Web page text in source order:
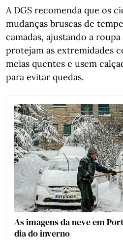
A DGS recomenda que os
mudanças bruscas de
camadas, ajustando a
protejam as extremidades
meias quentes e usem
para evitar quedas.
As imagens da neve em
dia do inverno